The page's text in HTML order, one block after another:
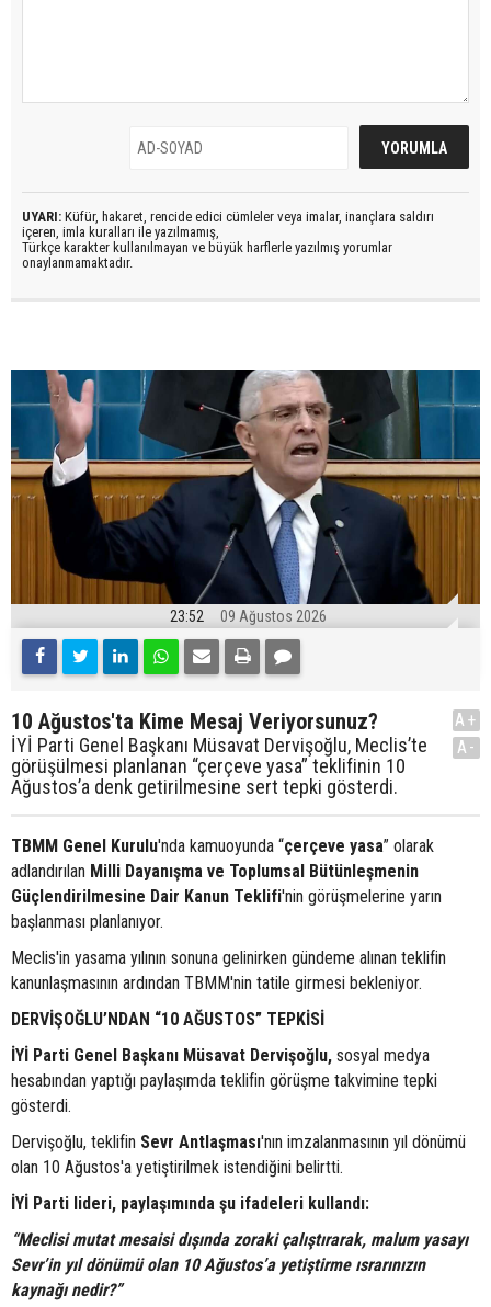
UYARI: Küfür, hakaret, rencide edici cümleler veya imalar, inançlara saldırı
içeren, imla kuralları ile yazılmamış,
Türkçe karakter kullanılmayan ve büyük harflerle yazılmış yorumlar
onaylanmamaktadır.
23:52 09 Ağustos 2026
10 Ağustos'ta Kime Mesaj Veriyorsunuz?
İYİ Parti Genel Başkanı Müsavat Dervişoğlu, Meclis’te
görüşülmesi planlanan “çerçeve yasa” teklifinin 10
Ağustos’a denk getirilmesine sert tepki gösterdi.
A+
A-
TBMM Genel Kurulu'nda kamuoyunda “çerçeve yasa” olarak
adlandırılan Milli Dayanışma ve Toplumsal Bütünleşmenin
Güçlendirilmesine Dair Kanun Teklifi'nin görüşmelerine yarın
başlanması planlanıyor.
Meclis'in yasama yılının sonuna gelinirken gündeme alınan teklifin
kanunlaşmasının ardından TBMM'nin tatile girmesi bekleniyor.
DERVİŞOĞLU’NDAN “10 AĞUSTOS” TEPKİSİ
İYİ Parti Genel Başkanı Müsavat Dervişoğlu, sosyal medya
hesabından yaptığı paylaşımda teklifin görüşme takvimine tepki
gösterdi.
Dervişoğlu, teklifin Sevr Antlaşması'nın imzalanmasının yıl dönümü
olan 10 Ağustos'a yetiştirilmek istendiğini belirtti.
İYİ Parti lideri, paylaşımında şu ifadeleri kullandı:
“Meclisi mutat mesaisi dışında zoraki çalıştırarak, malum yasayı
Sevr’in yıl dönümü olan 10 Ağustos’a yetiştirme ısrarınızın
kaynağı nedir?”